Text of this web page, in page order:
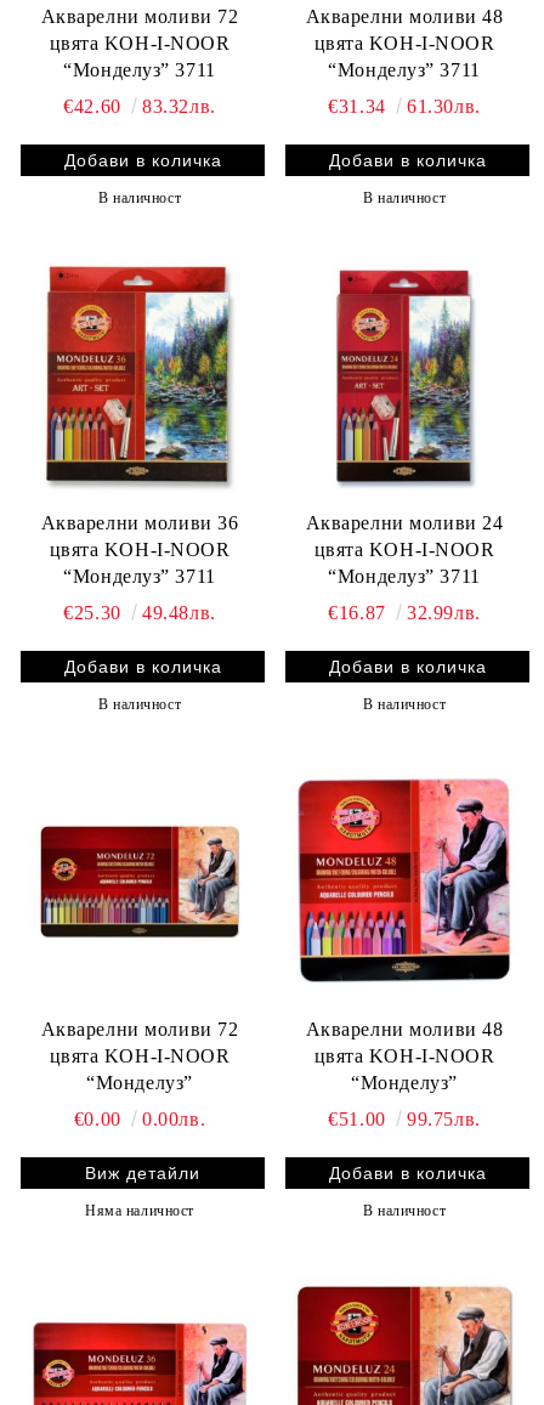
Акварелни моливи 72
цвята KOH-I-NOOR
“Монделуз” 3711
€42.60
83.32лв.
В наличност
Акварелни моливи 48
цвята KOH-I-NOOR
“Монделуз” 3711
€31.34
61.30лв.
В наличност
Акварелни моливи 36
цвята KOH-I-NOOR
“Монделуз” 3711
€25.30
49.48лв.
В наличност
Акварелни моливи 24
цвята KOH-I-NOOR
“Монделуз” 3711
€16.87
32.99лв.
В наличност
Акварелни моливи 72
цвята KOH-I-NOOR
“Монделуз”
€0.00
0.00лв.
Виж детайли
Няма наличност
Акварелни моливи 48
цвята KOH-I-NOOR
“Монделуз”
€51.00
99.75лв.
В наличност